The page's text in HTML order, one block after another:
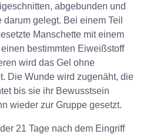
abgebunden und
gelegt. Bei einem Teil
Manschette mit einem
bestimmten Eiweißstoff
wird das Gel ohne
Die Wunde wird zugenäht, die
bis sie ihr Bewusstsein
wieder zur Gruppe gesetzt.
21 Tage nach dem Eingriff